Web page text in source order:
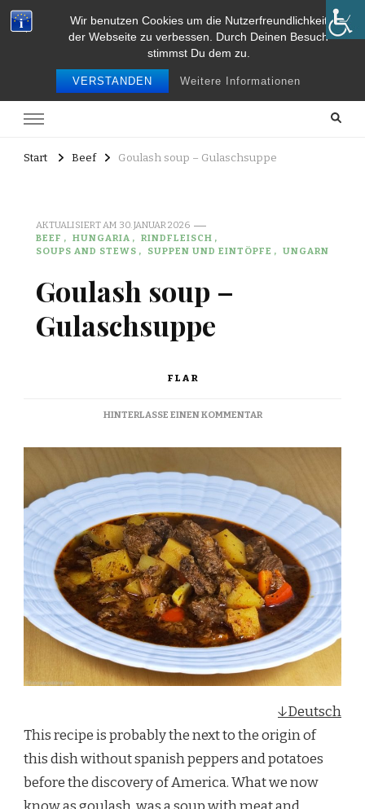
Wir benutzen Cookies um die Nutzerfreundlichkeit
der Webseite zu verbessen. Durch Deinen Besuch
stimmst Du dem zu.
VERSTANDEN Weitere Informationen
Food and Travel
Start Beef Goulash soup – Gulaschsuppe
AKTUALISIERT AM 30. JANUAR 2026
BEEF
HUNGARIA
RINDFLEISCH
SOUPS AND STEWS
SUPPEN UND EINTÖPFE UNGARN
Goulash soup –
Gulaschsuppe
FLAR
HINTERLASSE EINEN KOMMENTARZU
SOUP
↓Deutsch
This recipe is probably the next to the origin of
this dish without spanish peppers and potatoes
before the discovery of America. What we now